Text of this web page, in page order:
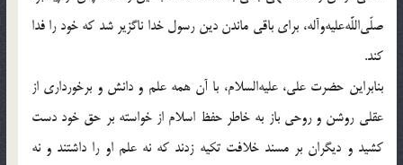
صلّى‌اللَّه‌عليه‌وآله، براى باقى ماندن دين رسول خدا ناگزير شد كه خود را فدا
كند.
بنابراين حضرت على، عليه‌السلام، با آن همه علم و دانش و برخوردارى از
عقلى روشن و روحى باز به خاطر حفظ اسلام از خواسته بر حق خود دست
كشيد و ديگران بر مسند خلافت تكيه زدند كه نه علم او را داشتند و نه